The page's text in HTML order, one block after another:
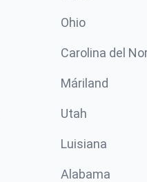
Ohio
Carolina del
Máriland
Utah
Luisiana
Alabama